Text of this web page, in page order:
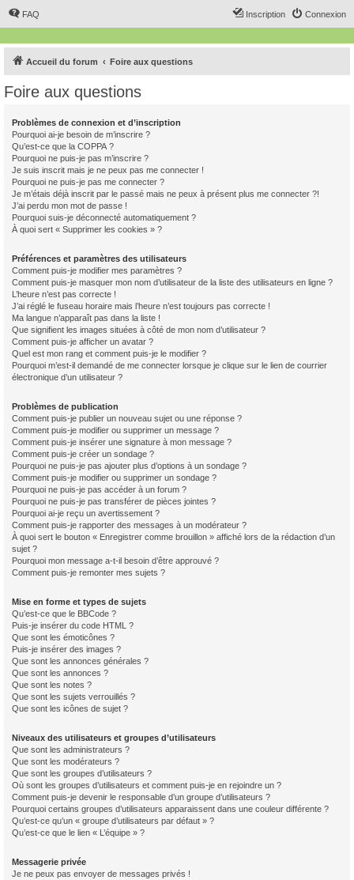
FAQ Connexion
Inscription
Accueil du forum Foire aux questions
Foire aux questions
Problèmes de connexion et d’inscription
Pourquoi ai-je besoin de m’inscrire ?
Qu’est-ce que la COPPA ?
Pourquoi ne puis-je pas m’inscrire ?
Je suis inscrit mais je ne peux pas me connecter !
Pourquoi ne puis-je pas me connecter ?
Je m’étais déjà inscrit par le passé mais ne peux à présent plus me connecter ?!
J’ai perdu mon mot de passe !
Pourquoi suis-je déconnecté automatiquement ?
À quoi sert « Supprimer les cookies » ?
Préférences et paramètres des utilisateurs
Comment puis-je modifier mes paramètres ?
Comment puis-je masquer mon nom d’utilisateur de la liste des utilisateurs en ligne ?
L’heure n’est pas correcte !
J’ai réglé le fuseau horaire mais l’heure n’est toujours pas correcte !
Ma langue n’apparaît pas dans la liste !
Que signifient les images situées à côté de mon nom d’utilisateur ?
Comment puis-je afficher un avatar ?
Quel est mon rang et comment puis-je le modifier ?
Pourquoi m’est-il demandé de me connecter lorsque je clique sur le lien de courrier
électronique d’un utilisateur ?
Problèmes de publication
Comment puis-je publier un nouveau sujet ou une réponse ?
Comment puis-je modifier ou supprimer un message ?
Comment puis-je insérer une signature à mon message ?
Comment puis-je créer un sondage ?
Pourquoi ne puis-je pas ajouter plus d’options à un sondage ?
Comment puis-je modifier ou supprimer un sondage ?
Pourquoi ne puis-je pas accéder à un forum ?
Pourquoi ne puis-je pas transférer de pièces jointes ?
Pourquoi ai-je reçu un avertissement ?
Comment puis-je rapporter des messages à un modérateur ?
À quoi sert le bouton « Enregistrer comme brouillon » affiché lors de la rédaction d’un
sujet ?
Pourquoi mon message a-t-il besoin d’être approuvé ?
Comment puis-je remonter mes sujets ?
Mise en forme et types de sujets
Qu’est-ce que le BBCode ?
Puis-je insérer du code HTML ?
Que sont les émoticônes ?
Puis-je insérer des images ?
Que sont les annonces générales ?
Que sont les annonces ?
Que sont les notes ?
Que sont les sujets verrouillés ?
Que sont les icônes de sujet ?
Niveaux des utilisateurs et groupes d’utilisateurs
Que sont les administrateurs ?
Que sont les modérateurs ?
Que sont les groupes d’utilisateurs ?
Où sont les groupes d’utilisateurs et comment puis-je en rejoindre un ?
Comment puis-je devenir le responsable d’un groupe d’utilisateurs ?
Pourquoi certains groupes d’utilisateurs apparaissent dans une couleur différente ?
Qu’est-ce qu’un « groupe d’utilisateurs par défaut » ?
Qu’est-ce que le lien « L’équipe » ?
Messagerie privée
Je ne peux pas envoyer de messages privés !